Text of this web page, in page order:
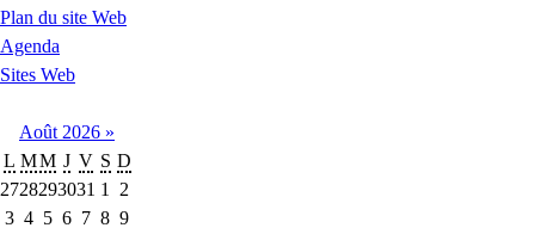
Plan du site Web
Agenda
Sites Web
Août 2026 »
L MM J V S D
2728293031 1
2
3 4 5 6 7 8 9